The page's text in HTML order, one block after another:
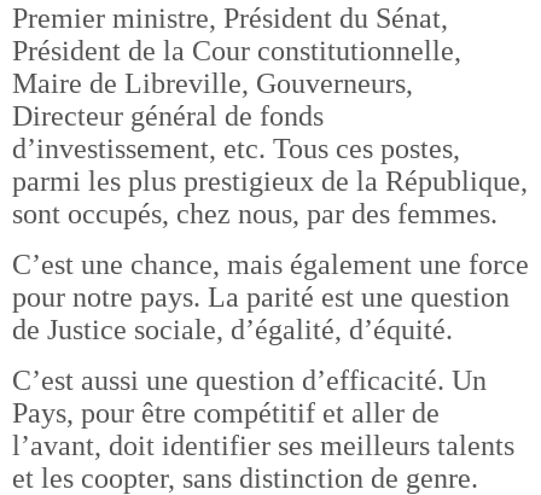
Premier ministre, Président du Sénat,
Président de la Cour constitutionnelle,
Maire de Libreville, Gouverneurs,
Directeur général de fonds
d’investissement, etc. Tous ces postes,
parmi les plus prestigieux de la République,
sont occupés, chez nous, par des femmes.
C’est une chance, mais également une force
pour notre pays. La parité est une question
de Justice sociale, d’égalité, d’équité.
C’est aussi une question d’efficacité. Un
Pays, pour être compétitif et aller de
l’avant, doit identifier ses meilleurs talents
et les coopter, sans distinction de genre.